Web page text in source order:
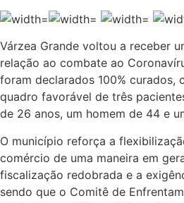
Várzea Grande voltou a receber
relação ao combate ao
foram declarados 100% curados,
quadro favorável de três
de 26 anos, um homem de 44 e
O município reforça a
comércio de uma maneira em
fiscalização redobrada e a
sendo que o Comitê de